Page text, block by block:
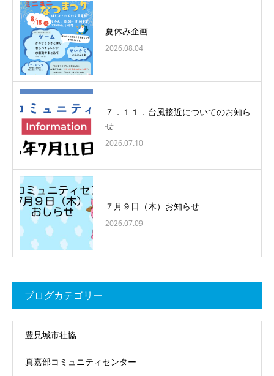
夏休み企画
2026.08.04
７．１１．台風接近についてのお知ら
せ
2026.07.10
７月９日（木）お知らせ
2026.07.09
ブログカテゴリー
豊見城市社協
真嘉部コミュニティセンター